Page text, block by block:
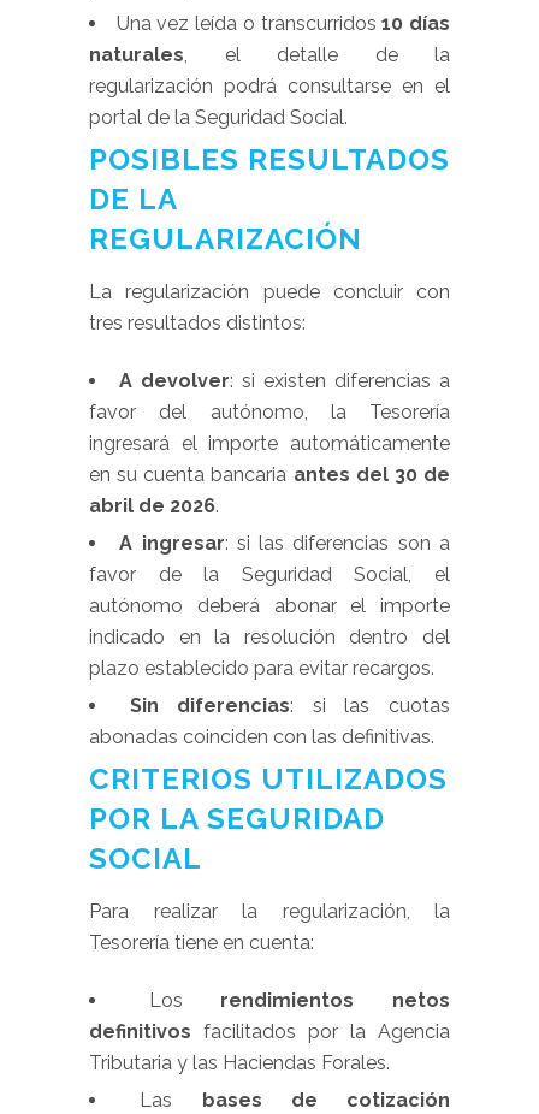
Una vez leída o transcurridos10 días
naturales, el detalle de la
regularización podrá consultarse en el
portal de la Seguridad Social.
POSIBLES RESULTADOS
DE LA
REGULARIZACIÓN
La regularización puede concluir con
tres resultados distintos:
A devolver: si existen diferencias a
favor del autónomo, la Tesorería
ingresará el importe automáticamente
en su cuenta bancaria antes del 30 de
abril de 2026.
A ingresar: si las diferencias son a
favor de la Seguridad Social, el
autónomo deberá abonar el importe
indicado en la resolución dentro del
plazo establecido para evitar recargos.
Sin diferencias: si las cuotas
abonadas coinciden con las definitivas.
CRITERIOS UTILIZADOS
POR LA SEGURIDAD
SOCIAL
Para realizar la regularización, la
Tesorería tiene en cuenta:
Los rendimientos netos
definitivos facilitados por la Agencia
Tributaria y las Haciendas Forales.
Las
bases de cotización